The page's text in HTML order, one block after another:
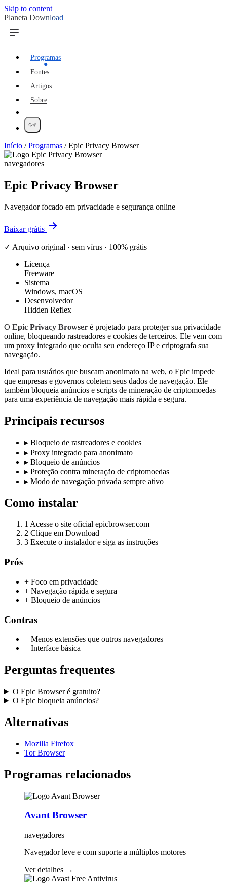
Skip to content
Planeta Download
Programas
Fontes
Artigos
Sobre
Início /Programas /Epic Privacy Browser
navegadores
Epic Privacy Browser
Navegador focado em privacidade e segurança online
Baixar grátis
✓ Arquivo original · sem vírus · 100% grátis
Licença
Freeware
Sistema
Windows, macOS
Desenvolvedor
Hidden Reflex
O Epic Privacy Browser é projetado para proteger sua privacidade
online, bloqueando rastreadores e cookies de terceiros. Ele vem com
um proxy integrado que oculta seu endereço IP e criptografa sua
navegação.
Ideal para usuários que buscam anonimato na web, o Epic impede
que empresas e governos coletem seus dados de navegação. Ele
também bloqueia anúncios e scripts de mineração de criptomoedas
para uma experiência de navegação mais rápida e segura.
Principais recursos
▸ Bloqueio de rastreadores e cookies
▸ Proxy integrado para anonimato
▸ Bloqueio de anúncios
▸ Proteção contra mineração de criptomoedas
▸ Modo de navegação privada sempre ativo
Como instalar
1 Acesse o site oficial epicbrowser.com
2 Clique em Download
3 Execute o instalador e siga as instruções
Prós
+ Foco em privacidade
+ Navegação rápida e segura
+ Bloqueio de anúncios
Contras
− Menos extensões que outros navegadores
− Interface básica
Perguntas frequentes
O Epic Browser é gratuito?
O Epic bloqueia anúncios?
Alternativas
Mozilla Firefox
Tor Browser
Programas relacionados
Avant Browser
navegadores
Navegador leve e com suporte a múltiplos motores
Ver detalhes →